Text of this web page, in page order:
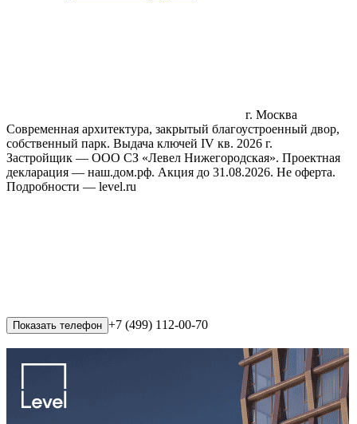
г. Москва
Современная архитектура, закрытый благоустроенный двор,
собственный парк. Выдача ключей IV кв. 2026 г.
Застройщик — ООО СЗ «Левел Нижегородская». Проектная
декларация — наш.дом.рф. Акция до 31.08.2026. Не оферта.
Подробности — level.ru
Показать телефон +7 (499) 112-00-70